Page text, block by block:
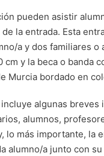
pueden asistir
la entrada. Esta
a y dos familiares o
cm y la beca o banda
Murcia bordado en
algunas breves
alumnos,
lo más importante, la
alumno/a junto con